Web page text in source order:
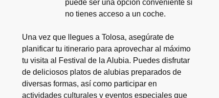
puede ser una opción conveniente si
no tienes acceso a un coche.
Una vez que llegues a Tolosa, asegúrate de
planificar tu itinerario para aprovechar al máximo
tu visita al Festival de la Alubia. Puedes disfrutar
de deliciosos platos de alubias preparados de
diversas formas, así como participar en
actividades culturales y eventos especiales que